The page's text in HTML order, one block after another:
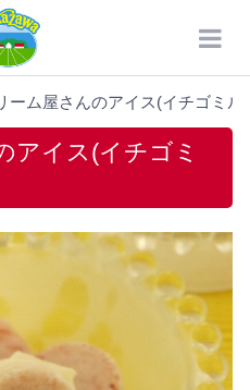
ーム屋さんのアイス(イチゴミル
アイス(イチゴミ